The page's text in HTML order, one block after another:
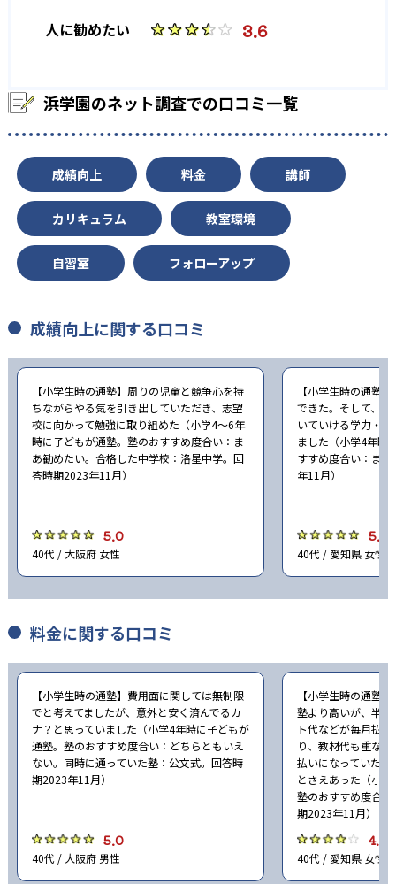
人に勧めたい 3.6
浜学園のネット調査での口コミ一覧
成績向上 料金 講師
カリキュラム 教室環境
自習室 フォローアップ
成績向上に関する口コミ
【小学生時の通塾】周りの児童と競争心を持
ちながらやる気を引き出していただき、志望
校に向かって勉強に取り組めた（小学4〜6年
時に子どもが通塾。塾のおすすめ度合い：ま
あ勧めたい。合格した中学校：洛星中学。回
答時期2023年11月）
5.0
40代 / 大阪府 女性
【小学生時の通塾
できた。そして、
いていける学力・
ました（小学4年時
すすめ度合い：ま
年11月）
5.0
40代 / 愛知県 女性
料金に関する口コミ
【小学生時の通塾】費用面に関しては無制限
でと考えてましたが、意外と安く済んでるカ
ナ？と思っていました（小学4年時に子どもが
通塾。塾のおすすめ度合い：どちらともいえ
ない。同時に通っていた塾：公文式。回答時
期2023年11月）
5.0
40代 / 大阪府 男性
【小学生時の通塾
塾より高いが、半
ト代などが毎月払
り、教材代も重な
払いになっていた
とさえあった（小
塾のおすすめ度合
期2023年11月）
4.0
40代 / 愛知県 女性